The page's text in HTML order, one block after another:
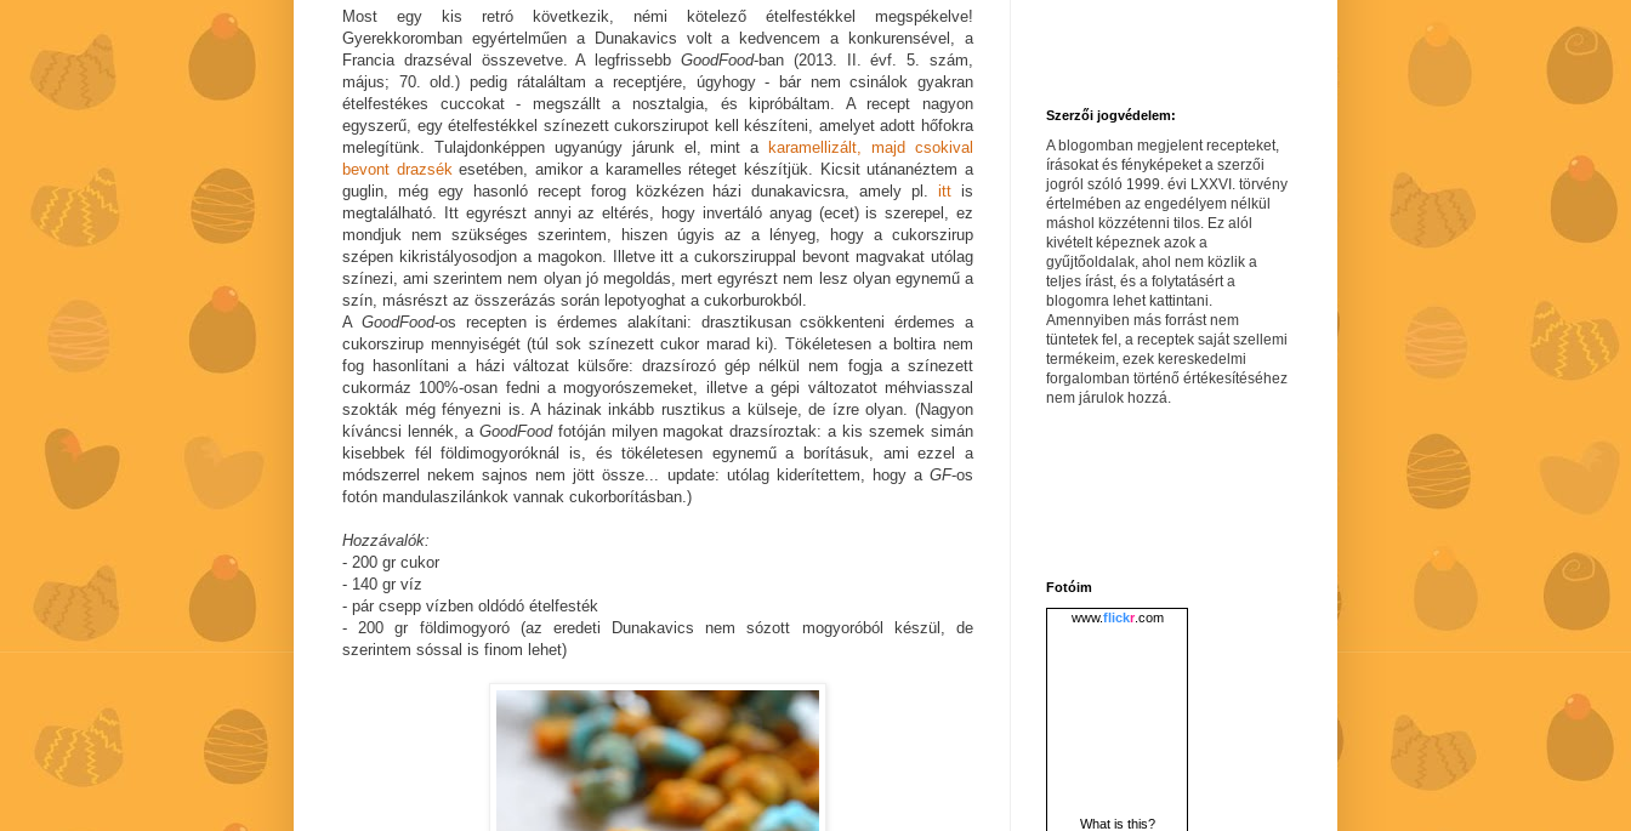
Most egy kis retró következik, némi kötelező ételfestékkel megspékelve!
Gyerekkoromban egyértelműen a Dunakavics volt a kedvencem a konkurensével, a
Francia drazséval összevetve. A legfrissebb GoodFood-ban (2013. II. évf. 5. szám,
május; 70. old.) pedig rátaláltam a receptjére, úgyhogy - bár nem csinálok gyakran
ételfestékes cuccokat - megszállt a nosztalgia, és kipróbáltam. A recept nagyon
egyszerű, egy ételfestékkel színezett cukorszirupot kell készíteni, amelyet adott hőfokra
melegítünk. Tulajdonképpen ugyanúgy járunk el, mint a karamellizált, majd csokival
bevont drazsékesetében, amikor a karamelles réteget készítjük. Kicsit utánanéztem a
guglin, még egy hasonló recept forog közkézen házi dunakavicsra, amely pl.itt is
megtalálható. Itt egyrészt annyi az eltérés, hogy invertáló anyag (ecet) is szerepel, ez
mondjuk nem szükséges szerintem, hiszen úgyis az a lényeg, hogy a cukorszirup
szépen kikristályosodjon a magokon. Illetve itt a cukorsziruppal bevont magvakat utólag
színezi, ami szerintem nem olyan jó megoldás, mert egyrészt nem lesz olyan egynemű a
szín, másrészt az összerázás során lepotyoghat a cukorburokból.
A GoodFood-os recepten is érdemes alakítani: drasztikusan csökkenteni érdemes a
cukorszirup mennyiségét (túl sok színezett cukor marad ki). Tökéletesen a boltira nem
fog hasonlítani a házi változat külsőre: drazsírozó gép nélkül nem fogja a színezett
cukormáz 100%-osan fedni a mogyorószemeket, illetve a gépi változatot méhviasszal
szokták még fényezni is. A házinak inkább rusztikus a külseje, de ízre olyan. (Nagyon
kíváncsi lennék, a GoodFoodfotóján milyen magokat drazsíroztak: a kis szemek simán
kisebbek fél földimogyoróknál is, és tökéletesen egynemű a borításuk, ami ezzel a
módszerrel nekem sajnos nem jött össze... update: utólag kiderítettem, hogy a GF-os
fotón mandulaszilánkok vannak cukorborításban.)
Hozzávalók:
- 200 gr cukor
- 140 gr víz
- pár csepp vízben oldódó ételfesték
- 200 gr földimogyoró (az eredeti Dunakavics nem sózott mogyoróból készül, de
szerintem sóssal is finom lehet)
Szerzői jogvédelem:
A blogomban megjelent recepteket,
írásokat és fényképeket a szerzői
jogról szóló 1999. évi LXXVI. törvény
értelmében az engedélyem nélkül
máshol közzétenni tilos. Ez alól
kivételt képeznek azok a
gyűjtőoldalak, ahol nem közlik a
teljes írást, és a folytatásért a
blogomra lehet kattintani.
Amennyiben más forrást nem
tüntetek fel, a receptek saját szellemi
termékeim, ezek kereskedelmi
forgalomban történő értékesítéséhez
nem járulok hozzá.
Fotóim
www.flickr.com
What is this?